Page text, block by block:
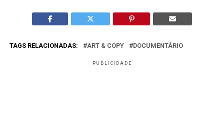
TAGS RELACIONADAS: ART & COPY DOCUMENTÁRIO
PUBLICIDADE